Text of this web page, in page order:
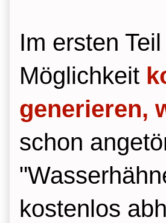
Im ersten
Möglichkeit
generieren,
schon
kostenlos